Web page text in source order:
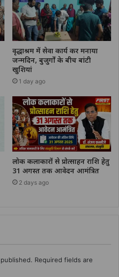
वृद्धाश्रम में सेवा कार्य कर मनाया
जन्मदिन, बुजुर्गों के बीच बांटी
खुशियां
1 day ago
लोक कलाकारों से प्रोत्साहन राशि हेतु
31 अगस्त तक आवेदन आमंत्रित
2 days ago
Required fields are